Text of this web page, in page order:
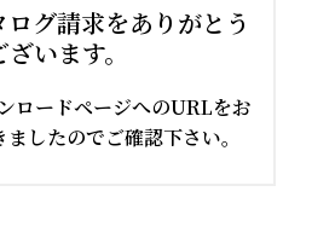
グ請求をありがとう
ざいます。
ロードページへのURLをお
したのでご確認下さい。